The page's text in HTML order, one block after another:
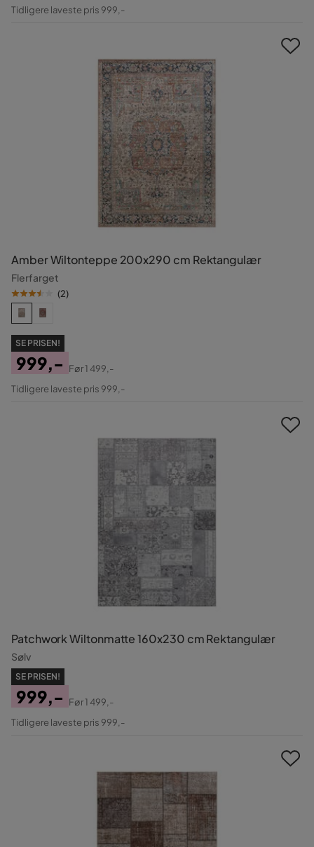
Tidligere laveste pris 999,-
Amber Wiltonteppe 200x290 cm Rektangulær
Flerfarget
(2)
SE PRISEN!
Pris
999,-
Original
Før1 499,-
Tidligere laveste pris 999,-
Patchwork Wiltonmatte 160x230 cm Rektangulær
Sølv
SE PRISEN!
Pris
999,-
Original
Før1 499,-
Tidligere laveste pris 999,-